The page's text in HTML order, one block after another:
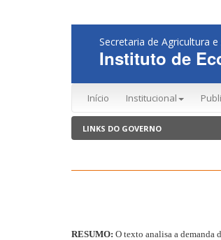
Secretaria de Agricultura
Instituto de
Início Institucional
RESUMO: O texto analisa a demanda